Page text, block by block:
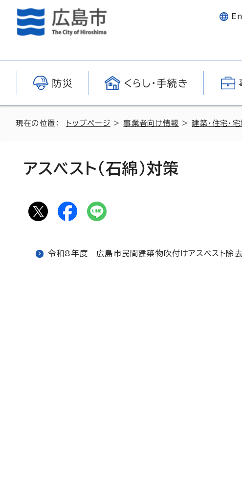
防災 くらし・手続き
現在の位置： トップページ >事業者向け情報 >建築・住宅・宅
アスベスト（石綿）対策
令和8年度 広島市民間建築物吹付けアスベスト除